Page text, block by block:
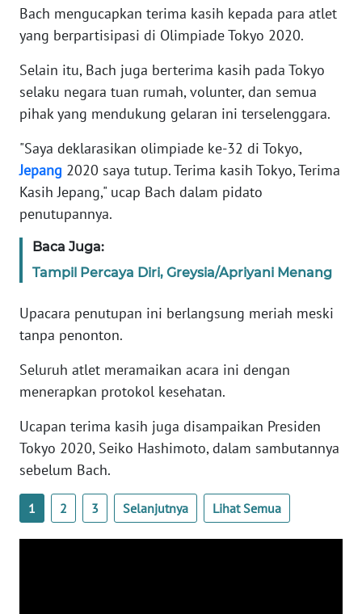
Bach mengucapkan terima kasih kepada para atlet
yang berpartisipasi di Olimpiade Tokyo 2020.
Selain itu, Bach juga berterima kasih pada Tokyo
selaku negara tuan rumah, volunter, dan semua
pihak yang mendukung gelaran ini terselenggara.
"Saya deklarasikan olimpiade ke-32 di Tokyo,
Jepang 2020 saya tutup. Terima kasih Tokyo, Terima
Kasih Jepang," ucap Bach dalam pidato
penutupannya.
Baca Juga:
Tampil Percaya Diri, Greysia/Apriyani Menang
Upacara penutupan ini berlangsung meriah meski
tanpa penonton.
Seluruh atlet meramaikan acara ini dengan
menerapkan protokol kesehatan.
Ucapan terima kasih juga disampaikan Presiden
Tokyo 2020, Seiko Hashimoto, dalam sambutannya
sebelum Bach.
1 2 3 Selanjutnya Lihat Semua
KAMI
IKLAN
TENTANG
PEDOMAN
MEDIA
REDAKSI
DISCLAIMER
Wahana
News
WN
SUMUT
WN
JAKARTA